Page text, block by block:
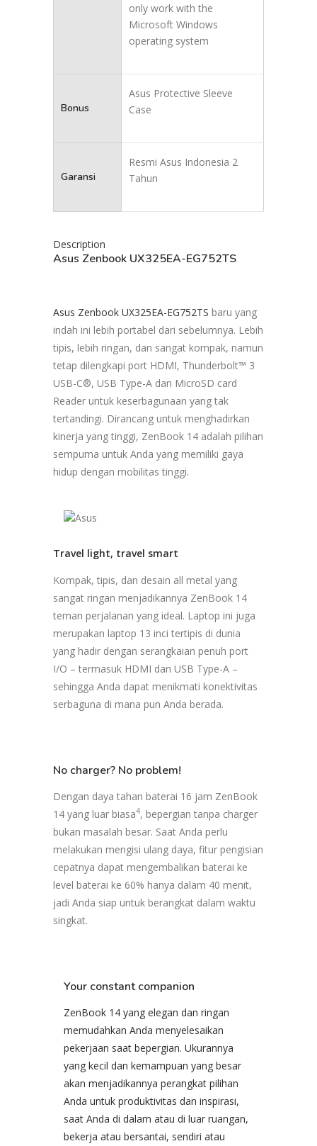
only work with the
Microsoft Windows
operating system
Bonus
Asus Protective Sleeve
Case
Garansi
Resmi Asus Indonesia 2
Tahun
Description
Asus Zenbook UX325EA-EG752TS
Asus Zenbook UX325EA-EG752TS baru yang
indah ini lebih portabel dari sebelumnya. Lebih
tipis, lebih ringan, dan sangat kompak, namun
tetap dilengkapi port HDMI, Thunderbolt™ 3
USB-C®, USB Type-A dan MicroSD card
Reader untuk keserbagunaan yang tak
tertandingi. Dirancang untuk menghadirkan
kinerja yang tinggi, ZenBook 14 adalah pilihan
sempurna untuk Anda yang memiliki gaya
hidup dengan mobilitas tinggi.
Travel light, travel smart
Kompak, tipis, dan desain all metal yang
sangat ringan menjadikannya ZenBook 14
teman perjalanan yang ideal. Laptop ini juga
merupakan laptop 13 inci tertipis di dunia
yang hadir dengan serangkaian penuh port
I/O – termasuk HDMI dan USB Type-A –
sehingga Anda dapat menikmati konektivitas
serbaguna di mana pun Anda berada.
No charger? No problem!
Dengan daya tahan baterai 16 jam ZenBook
14 yang luar biasa4, bepergian tanpa charger
bukan masalah besar. Saat Anda perlu
melakukan mengisi ulang daya, fitur pengisian
cepatnya dapat mengembalikan baterai ke
level baterai ke 60% hanya dalam 40 menit,
jadi Anda siap untuk berangkat dalam waktu
singkat.
Your constant companion
ZenBook 14 yang elegan dan ringan
memudahkan Anda menyelesaikan
pekerjaan saat bepergian. Ukurannya
yang kecil dan kemampuan yang besar
akan menjadikannya perangkat pilihan
Anda untuk produktivitas dan inspirasi,
saat Anda di dalam atau di luar ruangan,
bekerja atau bersantai, sendiri atau